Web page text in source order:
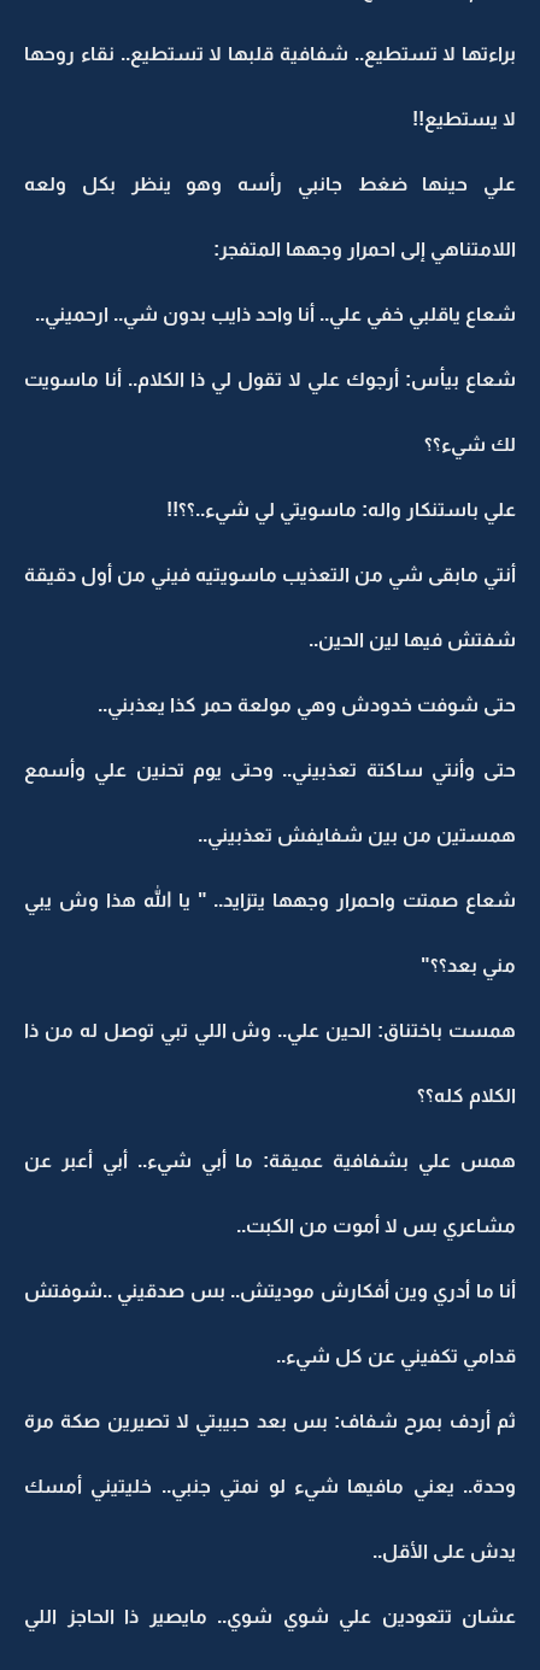
براءتها لا تستطيع.. شفافية قلبها لا تستطيع.. نقاء روحها
لا يستطيع!!
علي حينها ضغط جانبي رأسه وهو ينظر بكل ولعه
اللامتناهي إلى احمرار وجهها المتفجر:
شعاع ياقلبي خفي علي.. أنا واحد ذايب بدون شي.. ارحميني..
شعاع بيأس: أرجوك علي لا تقول لي ذا الكلام.. أنا ماسويت
لك شيء؟؟
علي باستنكار واله: ماسويتي لي شيء..؟؟!!
أنتي مابقى شي من التعذيب ماسويتيه فيني من أول دقيقة
شفتش فيها لين الحين..
حتى شوفت خدودش وهي مولعة حمر كذا يعذبني..
حتى وأنتي ساكتة تعذبيني.. وحتى يوم تحنين علي وأسمع
همستين من بين شفايفش تعذبيني..
شعاع صمتت واحمرار وجهها يتزايد.. " يا الله هذا وش يبي
مني بعد؟؟"
همست باختناق: الحين علي.. وش اللي تبي توصل له من ذا
الكلام كله؟؟
همس علي بشفافية عميقة: ما أبي شيء.. أبي أعبر عن
مشاعري بس لا أموت من الكبت..
أنا ما أدري وين أفكارش موديتش.. بس صدقيني ..شوفتش
قدامي تكفيني عن كل شيء..
ثم أردف بمرح شفاف: بس بعد حبيبتي لا تصيرين صكة مرة
وحدة.. يعني مافيها شيء لو نمتي جنبي.. خليتيني أمسك
يدش على الأقل..
عشان تتعودين علي شوي شوي.. مايصير ذا الحاجز اللي